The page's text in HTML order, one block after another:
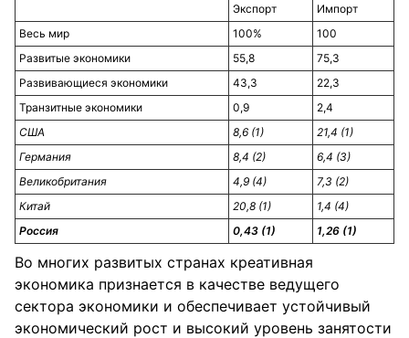
Экспорт
Импорт
Весь мир
100%
100
Развитые экономики
55,8
75,3
Развивающиеся экономики
43,3
22,3
Транзитные экономики
0,9
2,4
США
8,6 (1)
21,4 (1)
Германия
8,4 (2)
6,4 (3)
Великобритания
4,9 (4)
7,3 (2)
Китай
20,8 (1)
1,4 (4)
Россия
0,43 (1) 1,26 (1)
Во многих развитых странах креативная
экономика признается в качестве ведущего
сектора экономики и обеспечивает устойчивый
экономический рост и высокий уровень занятости